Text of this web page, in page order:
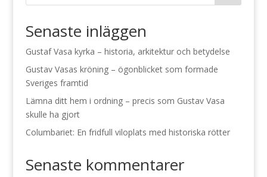
Senaste inläggen
Gustaf Vasa kyrka – historia, arkitektur och betydelse
Gustav Vasas kröning – ögonblicket som formade
Sveriges framtid
Lämna ditt hem i ordning – precis som Gustav Vasa
skulle ha gjort
Columbariet: En fridfull viloplats med historiska rötter
Senaste kommentarer